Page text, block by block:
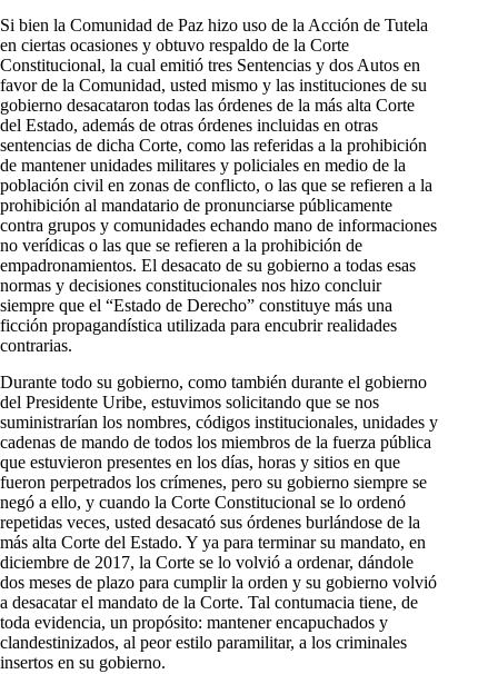
Si bien la Comunidad de Paz hizo uso de la Acción de Tutela
en ciertas ocasiones y obtuvo respaldo de la Corte
Constitucional, la cual emitió tres Sentencias y dos Autos en
favor de la Comunidad, usted mismo y las instituciones de su
gobierno desacataron todas las órdenes de la más alta Corte
del Estado, además de otras órdenes incluidas en otras
sentencias de dicha Corte, como las referidas a la prohibición
de mantener unidades militares y policiales en medio de la
población civil en zonas de conflicto, o las que se refieren a la
prohibición al mandatario de pronunciarse públicamente
contra grupos y comunidades echando mano de informaciones
no verídicas o las que se refieren a la prohibición de
empadronamientos. El desacato de su gobierno a todas esas
normas y decisiones constitucionales nos hizo concluir
siempre que el “Estado de Derecho” constituye más una
ficción propagandística utilizada para encubrir realidades
contrarias.
Durante todo su gobierno, como también durante el gobierno
del Presidente Uribe, estuvimos solicitando que se nos
suministrarían los nombres, códigos institucionales, unidades y
cadenas de mando de todos los miembros de la fuerza pública
que estuvieron presentes en los días, horas y sitios en que
fueron perpetrados los crímenes, pero su gobierno siempre se
negó a ello, y cuando la Corte Constitucional se lo ordenó
repetidas veces, usted desacató sus órdenes burlándose de la
más alta Corte del Estado. Y ya para terminar su mandato, en
diciembre de 2017, la Corte se lo volvió a ordenar, dándole
dos meses de plazo para cumplir la orden y su gobierno volvió
a desacatar el mandato de la Corte. Tal contumacia tiene, de
toda evidencia, un propósito: mantener encapuchados y
clandestinizados, al peor estilo paramilitar, a los criminales
insertos en su gobierno.